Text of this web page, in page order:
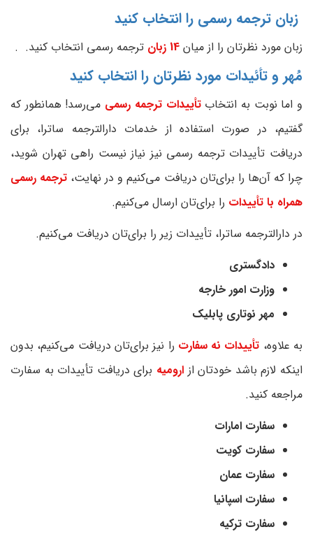
زبان ترجمه رسمی را انتخاب کنید
زبان مورد نظرتان را از میان 14 زبان ترجمه رسمی انتخاب کنید. .
مُهر و تأئیدات مورد نظرتان را انتخاب کنید
و اما نوبت به انتخابتأییدات ترجمه رسمی می‌رسد! همانطور که
گفتیم، در صورت استفاده از خدمات دارالترجمه ساترا، برای
دریافت تأییدات ترجمه رسمی نیز نیاز نیست راهی تهران شوید،
چرا که آن‌ها را برای‌تان دریافت ‌می‌کنیم و در نهایت، ترجمه رسمی
همراه با تأییدات را برای‌تان ارسال می‌کنیم.
در دارالترجمه ساترا، تأییدات زیر را برای‌تان دریافت می‌کنیم.
دادگستری
وزارت امور خارجه
مهر نوتاری پابلیک
به علاوه، تأییدات نه سفارت را نیز برای‌تان دریافت می‌کنیم، بدون
اینکه لازم باشد خودتان از ارومیه برای دریافت تأییدات به سفارت
مراجعه کنید.
سفارت امارات
سفارت کویت
سفارت عمان
سفارت اسپانیا
سفارت ترکیه